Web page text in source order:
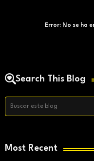
Error:No se ha
Search This Blog
Most Recent